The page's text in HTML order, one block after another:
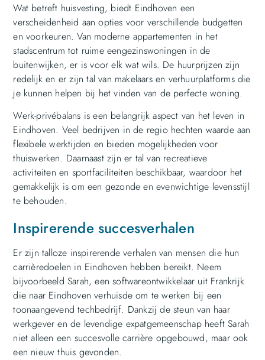
Wat betreft huisvesting, biedt Eindhoven een
verscheidenheid aan opties voor verschillende budgetten
en voorkeuren. Van moderne appartementen in het
stadscentrum tot ruime eengezinswoningen in de
buitenwijken, er is voor elk wat wils. De huurprijzen zijn
redelijk en er zijn tal van makelaars en verhuurplatforms die
je kunnen helpen bij het vinden van de perfecte woning.
Werk-privébalans is een belangrijk aspect van het leven in
Eindhoven. Veel bedrijven in de regio hechten waarde aan
flexibele werktijden en bieden mogelijkheden voor
thuiswerken. Daarnaast zijn er tal van recreatieve
activiteiten en sportfaciliteiten beschikbaar, waardoor het
gemakkelijk is om een gezonde en evenwichtige levensstijl
te behouden.
Inspirerende succesverhalen
Er zijn talloze inspirerende verhalen van mensen die hun
carrièredoelen in Eindhoven hebben bereikt. Neem
bijvoorbeeld Sarah, een softwareontwikkelaar uit Frankrijk
die naar Eindhoven verhuisde om te werken bij een
toonaangevend techbedrijf. Dankzij de steun van haar
werkgever en de levendige expatgemeenschap heeft Sarah
niet alleen een succesvolle carrière opgebouwd, maar ook
een nieuw thuis gevonden.